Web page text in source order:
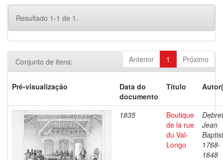
Resultado 1-1 de 1.
Anterior 1 Próximo
Conjunto de itens:
Pré-visualização
Data do
documento
Título
1835
Boutique
de la rue
du Val-
Longo
Jean
1768-
1848